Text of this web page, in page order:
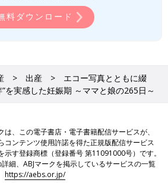
料ダウンロード
出産
エコー写真とともに綴
を実感した妊娠期 ～ママと娘の265日～
は、この電子書店・電子書籍配信サービスが、
コンテンツ使用許諾を得た正規版配信サービス
示す登録商標（登録番号 第11091000号）です。
詳細、ABJマークを掲示しているサービスの一覧
https://aebs.or.jp/